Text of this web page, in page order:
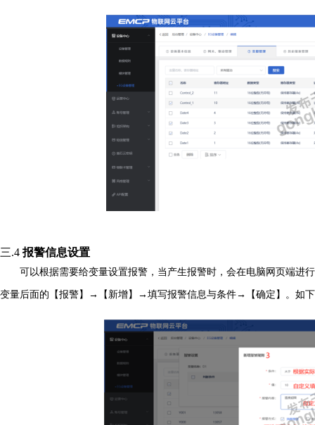
三.4 报警信息设置
可以根据需要给变量设置报警，当产生报警时，会在电脑网页端进
变量后面的【报警】→【新增】→填写报警信息与条件→【确定】。如